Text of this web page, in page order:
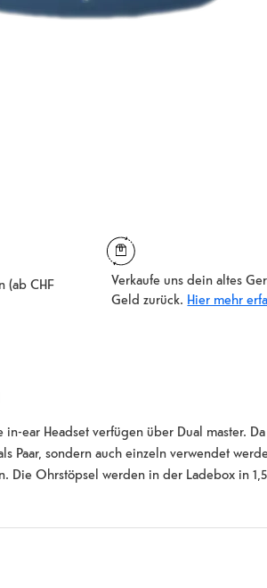
(ab CHF
Verkaufe uns dein altes
Geld zurück. Hier mehr
in-ear Headset verfügen über Dual master.
Paar, sondern auch einzeln verwendet
Die Ohrstöpsel werden in der Ladebox in
werden. Die Steuerung erfolgt
und aus hochwertigen Materialien
In-Ear-Passform eine passive
kompatibel.